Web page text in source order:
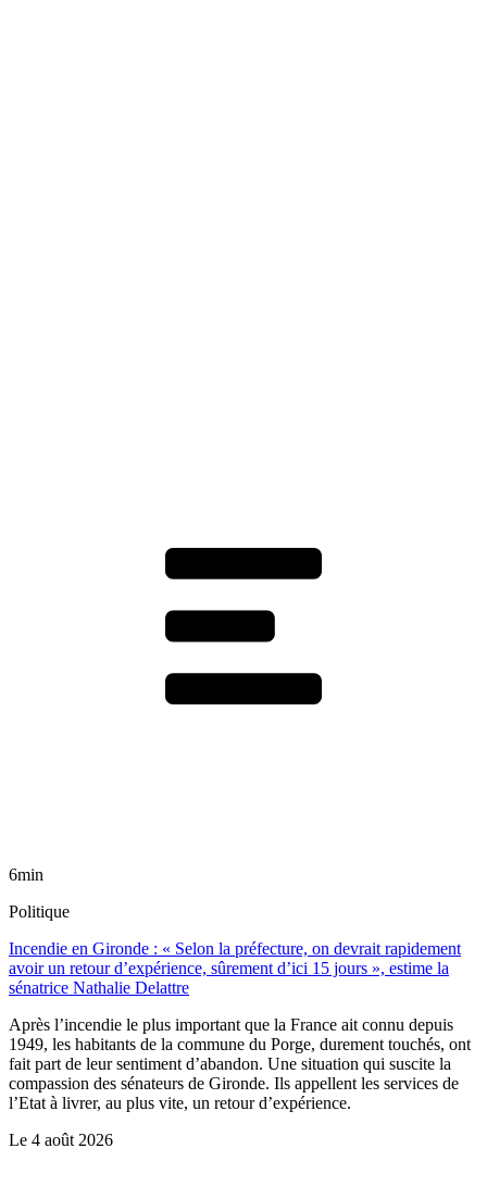
6min
Politique
Incendie en Gironde : « Selon la préfecture, on devrait rapidement
avoir un retour d’expérience, sûrement d’ici 15 jours », estime la
sénatrice Nathalie Delattre
Après l’incendie le plus important que la France ait connu depuis
1949, les habitants de la commune du Porge, durement touchés, ont
fait part de leur sentiment d’abandon. Une situation qui suscite la
compassion des sénateurs de Gironde. Ils appellent les services de
l’Etat à livrer, au plus vite, un retour d’expérience.
Le 4 août 2026